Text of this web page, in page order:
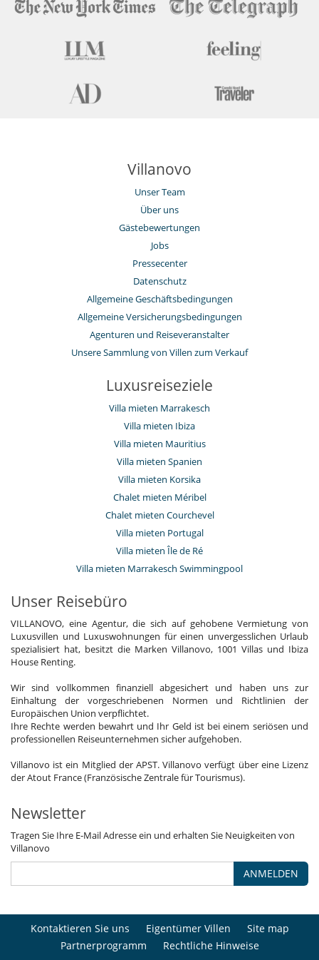
Villanovo
Unser Team
Über uns
Gästebewertungen
Jobs
Pressecenter
Datenschutz
Allgemeine Geschäftsbedingungen
Allgemeine Versicherungsbedingungen
Agenturen und Reiseveranstalter
Unsere Sammlung von Villen zum Verkauf
Luxusreiseziele
Villa mieten Marrakesch
Villa mieten Ibiza
Villa mieten Mauritius
Villa mieten Spanien
Villa mieten Korsika
Chalet mieten Méribel
Chalet mieten Courchevel
Villa mieten Portugal
Villa mieten Île de Ré
Villa mieten Marrakesch Swimmingpool
Unser Reisebüro
VILLANOVO, eine Agentur, die sich auf gehobene Vermietung von
Luxusvillen und Luxuswohnungen für einen unvergesslichen Urlaub
spezialisiert hat, besitzt die Marken Villanovo, 1001 Villas und Ibiza
House Renting.
Wir sind vollkommen finanziell abgesichert und haben uns zur
Einhaltung der vorgeschriebenen Normen und Richtlinien der
Europäischen Union verpflichtet.
Ihre Rechte werden bewahrt und Ihr Geld ist bei einem seriösen und
professionellen Reiseunternehmen sicher aufgehoben.
Villanovo ist ein Mitglied der APST. Villanovo verfügt über eine Lizenz
der Atout France (Französische Zentrale für Tourismus).
Newsletter
Tragen Sie Ihre E-Mail Adresse ein und erhalten Sie Neuigkeiten von
Villanovo
ANMELDEN
Kontaktieren Sie uns Eigentümer Villen
Site map
Partnerprogramm
Rechtliche Hinweise